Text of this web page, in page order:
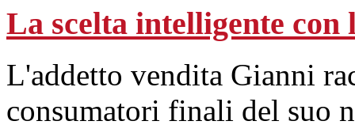
La scelta intelligente
L'addetto vendita Gianni
consumatori finali del suo